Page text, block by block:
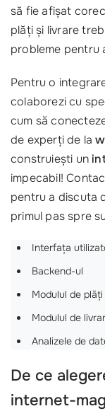
să fie afișat
plăți și livrare
probleme pentru
Pentru o
colaborezi cu
cum să
de experți de la
construiești un
impecabil!
pentru a discuta
primul pas spre
Interfața
Backend-ul
Modulul de plăți
Modulul de
Analizele de
De ce
internet-